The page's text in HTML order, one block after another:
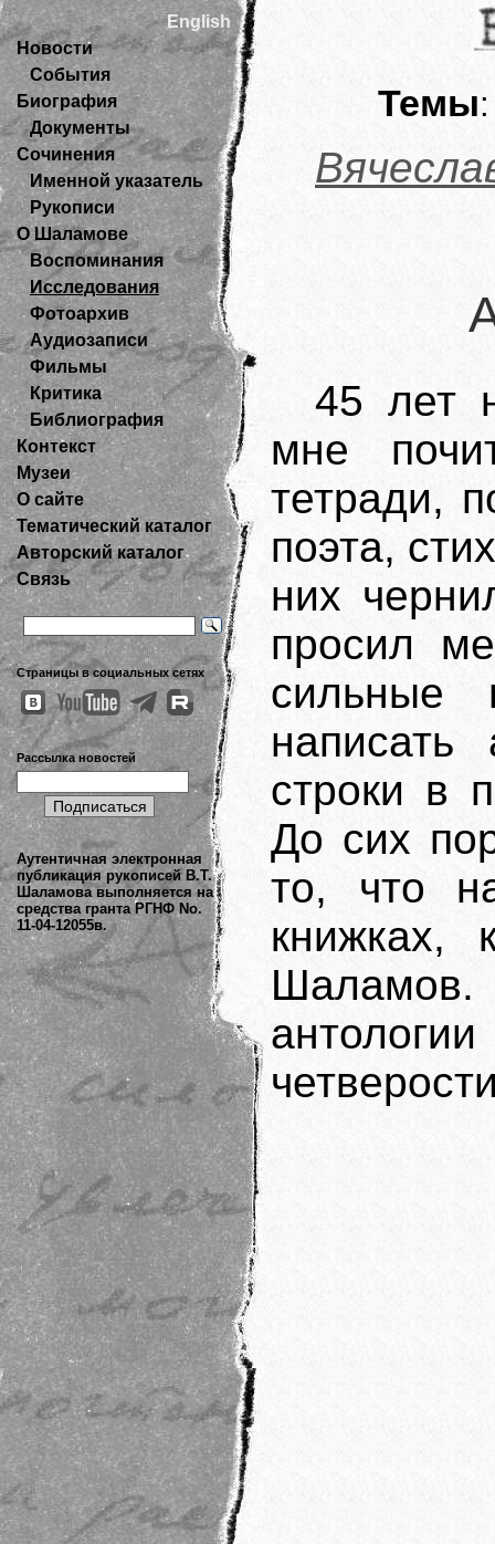
English
Новости
События
Биография
Документы
Сочинения
Именной указатель
Рукописи
О Шаламове
Воспоминания
Исследования
Фотоархив
Аудиозаписи
Фильмы
Критика
Библиография
Контекст
Музеи
О сайте
Тематический каталог
Авторский каталог
Связь
Страницы в социальных сетях
Рассылка новостей
Аутентичная электронная
публикация рукописей В.Т.
Шаламова выполняется на
средства гранта РГНФ No.
11-04-12055в.
Темы
45 лет
мне
тетради,
поэта,
них
просил
сильные
написать
строки в
До cих
то, что
книжках,